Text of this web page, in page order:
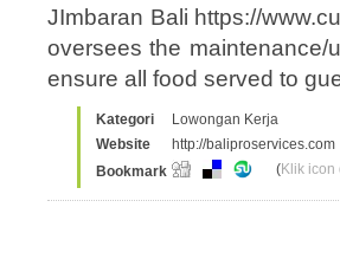
JImbaran Bali https://
oversees the maintenance/
ensure all food served to
Kategori
Lowongan Kerja
Website
http://baliproservices.com
Bookmark
(Klik